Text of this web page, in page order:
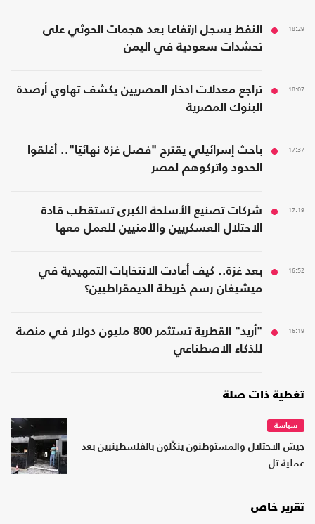
18:29
النفط يسجل ارتفاعا بعد هجمات الحوثي على
تحشدات سعودية في اليمن
18:07
تراجع معدلات ادخار المصريين يكشف تهاوي أرصدة
البنوك المصرية
17:37
باحث إسرائيلي يقترح "فصل غزة نهائيًا".. أغلقوا
الحدود واتركوهم لمصر
17:19
شركات تصنيع الأسلحة الكبرى تستقطب قادة
الاحتلال العسكريين والأمنيين للعمل معها
16:52
بعد غزة.. كيف أعادت الانتخابات التمهيدية في
ميشيغان رسم خريطة الديمقراطيين؟
16:19
"أريد" القطرية تستثمر 800 مليون دولار في منصة
للذكاء الاصطناعي
تغطية ذات صلة
سياسة
جيش الاحتلال والمستوطنون ينكّلون بالفلسطينيين بعد
عملية تل
تقرير خاص